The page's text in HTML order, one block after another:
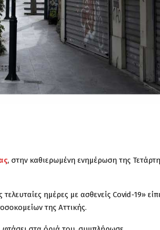
, στην καθιερωμένη ενημέρωση της
ημέρες με ασθενείς Covid-19»
της Αττικής.